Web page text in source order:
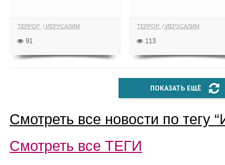
ТЕРРОР ИЕРУСАЛИМ
91
ТЕРРОР ИЕРУСАЛИМ
113
ПОКАЗАТЬ ЕЩЁ
Смотреть все новости по тегу “
Смотреть все ТЕГИ